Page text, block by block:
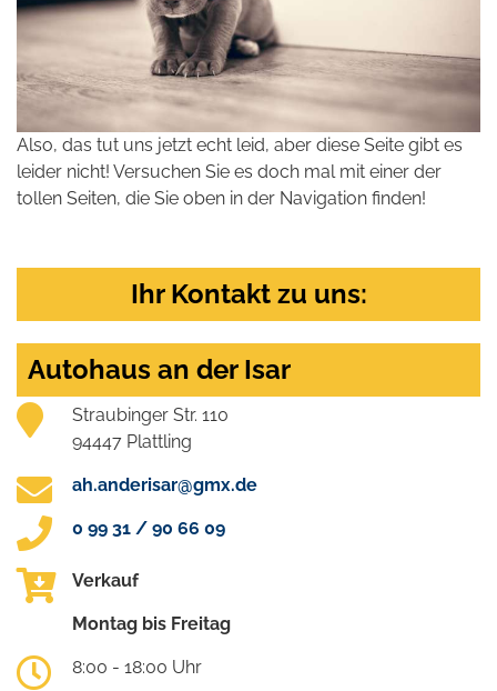
Also, das tut uns jetzt echt leid, aber diese Seite gibt es
leider nicht! Versuchen Sie es doch mal mit einer der
tollen Seiten, die Sie oben in der Navigation finden!
Ihr Kontakt zu uns:
Autohaus an der Isar
Straubinger Str. 110
94447 Plattling
ah.anderisar@gmx.de
0 99 31 / 90 66 09
Verkauf
Montag bis Freitag
8:00 - 18:00 Uhr